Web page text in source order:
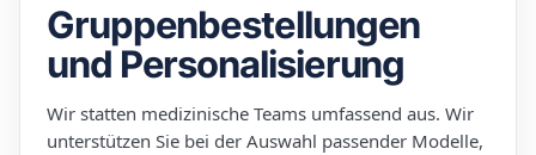
Gruppenbestellungen
und Personalisierung
Wir statten medizinische Teams umfassend aus. Wir
unterstützen Sie bei der Auswahl passender Modelle,